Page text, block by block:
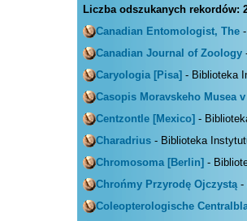
Liczba odszukanych rekordów:
Canadian Entomologist, The
Canadian Journal of Zoology
Caryologia [Pisa] - Biblioteka
Casopis Moravskeho Musea
Centzontle [Mexico] -
Charadrius - Biblioteka
Chromosoma [Berlin] -
Chrońmy Przyrodę Ojczystą-
Coleopterologische